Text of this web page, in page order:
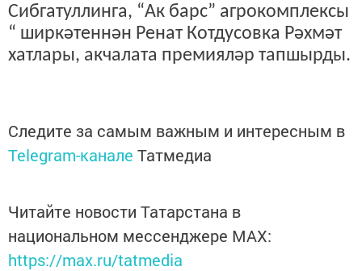
Сибгатуллинга, “Ак барс” агрокомплексы
“ ширкәтеннән Ренат Котдусовка Рәхмәт
хатлары, акчалата премияләр тапшырды.
Следите за самым важным и интересным в
Telegram-канале Татмедиа
Читайте новости Татарстана в
национальном мессенджере MАХ:
https://max.ru/tatmedia